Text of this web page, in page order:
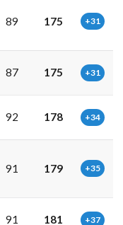
89 175 +31
87 175 +31
92 178 +34
91 179 +35
91 181 +37